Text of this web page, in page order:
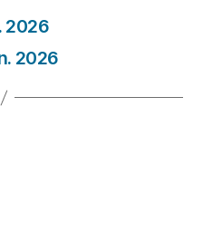
2026
2026